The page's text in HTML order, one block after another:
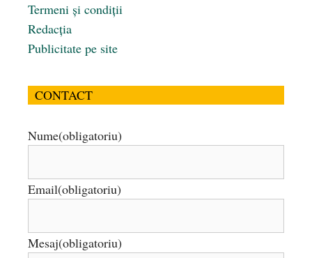
Termeni și condiții
Redacția
Publicitate pe site
CONTACT
Nume(obligatoriu)
Email(obligatoriu)
Mesaj(obligatoriu)